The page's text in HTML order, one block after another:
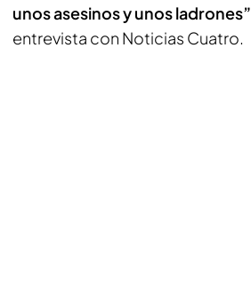
unos asesinos y unos ladrones”
entrevista con Noticias Cuatro.